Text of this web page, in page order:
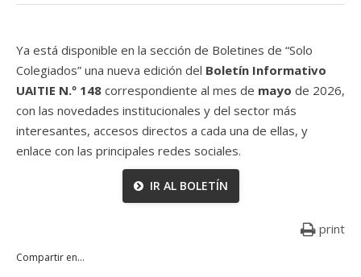
Ya está disponible en la sección de Boletines de “Solo
Colegiados” una nueva edición del Boletín Informativo
UAITIE N.º 148 correspondiente al mes de mayo de 2026,
con las novedades institucionales y del sector más
interesantes, accesos directos a cada una de ellas, y
enlace con las principales redes sociales.
IR AL BOLETÍN
print
Compartir en...